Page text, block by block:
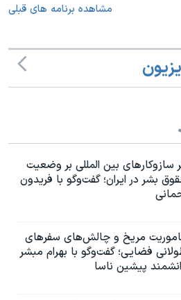
مشاهده برنامه های قبلی
ساز‌و‌کارهای بین المللی بر وضعیت
بشر در ایران؛ گفت‌وگو با فریدون
مریخ و چالش‌های سفرهای
فضایی؛ گفت‌وگو با بهرام مبشر
پیشین ناسا